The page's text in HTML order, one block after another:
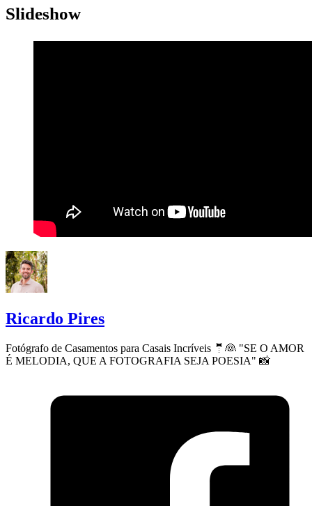
Slideshow
Ricardo Pires
Fotógrafo de Casamentos para Casais Incríveis 🤵👰 "SE O AMOR
É MELODIA, QUE A FOTOGRAFIA SEJA POESIA" 📸